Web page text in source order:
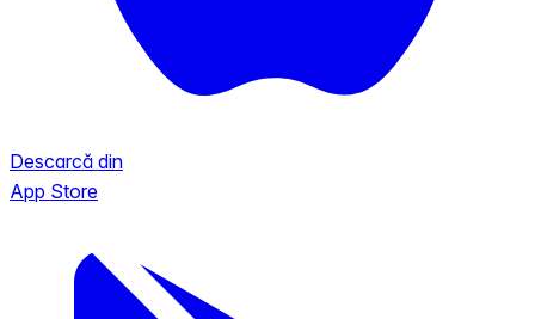
Descarcă din
App Store